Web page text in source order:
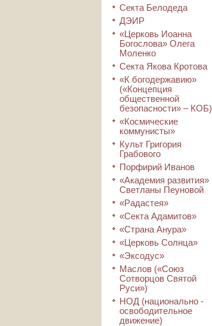
Секта Белодеда
ДЭИР
«Церковь Иоанна
Богослова» Олега
Моленко
Секта Якова Кротова
«К богодержавию»
(«Концепция
общественной
безопасности» – КОБ)
«Космические
коммунисты»
Культ Григория
Грабового
Порфирий Иванов
«Академия развития»
Светланы Пеуновой
«Радастея»
«Секта Адамитов»
«Страна Анура»
«Церковь Солнца»
«Эксодус»
Маслов («Союз
Сотворцов Святой
Руси»)
НОД (национально -
освободительное
движение)